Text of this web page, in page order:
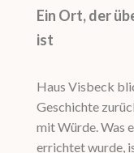
Ein Ort, der
ist
Haus Visbeck
Geschichte
mit Würde. Was
errichtet wurde,